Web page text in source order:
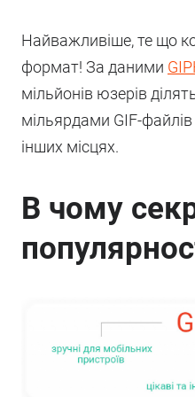
Найважливіше, те що
формат! За даними
мільйонів юзерів
мільярдами GIF-
інших місцях.
В чому